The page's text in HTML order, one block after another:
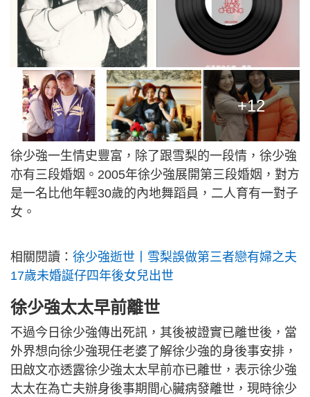
+12
徐少強一生情史豐富，除了跟雪梨的一段情，徐少強
亦有三段婚姻。2005年徐少強展開第三段婚姻，對方
是一名比他年輕30歲的內地舞蹈員，二人育有一對子
女。
相關閱讀： 徐少強逝世丨雪梨誤做第三者戀有婦之夫
17歲未婚誕仔四年後女兒出世
徐少強太太早前離世
不過今日徐少強傳出死訊，其後被證實已離世後，當
外界想向徐少強現任老婆了解徐少強的身後事安排，
田啟文亦透露徐少強太太早前亦已離世，表示徐少強
太太在為亡夫辦身後事期間心臟病發離世，現時徐少